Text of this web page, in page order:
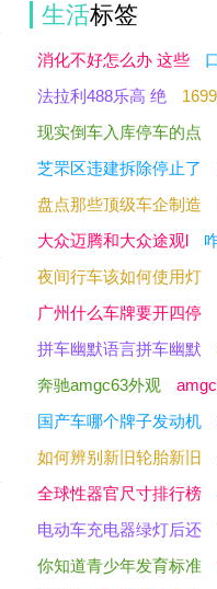
生活标签
消化不好怎么办 这些
法拉利488乐高 绝
现实倒车入库停车的点
芝罘区违建拆除停止了
盘点那些顶级车企制造
大众迈腾和大众途观l
夜间行车该如何使用灯
广州什么车牌要开四停
拼车幽默语言拼车幽默
奔驰amgc63外观
国产车哪个牌子发动机
如何辨别新旧轮胎新旧
全球性器官尺寸排行榜
电动车充电器绿灯后还
你知道青少年发育标准